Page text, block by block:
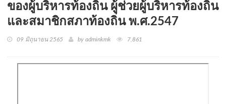
ของผู้บริหารท้องถิ่น ผู้ช่วยผู้บริหารท้องถิ่น
และสมาชิกสภาท้องถิ่น พ.ศ.2547
09 มิถุนายน 2565 by adminkmk 7,861